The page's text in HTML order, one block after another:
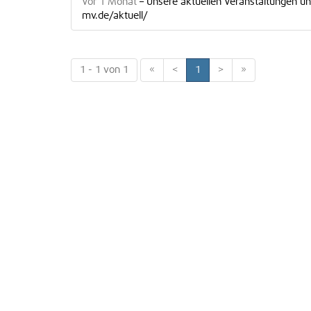
Vor 1 Monat – Unsere aktuellen Veranstaltungen
mv.de/aktuell/
1 - 1 von 1 « < 1 > »